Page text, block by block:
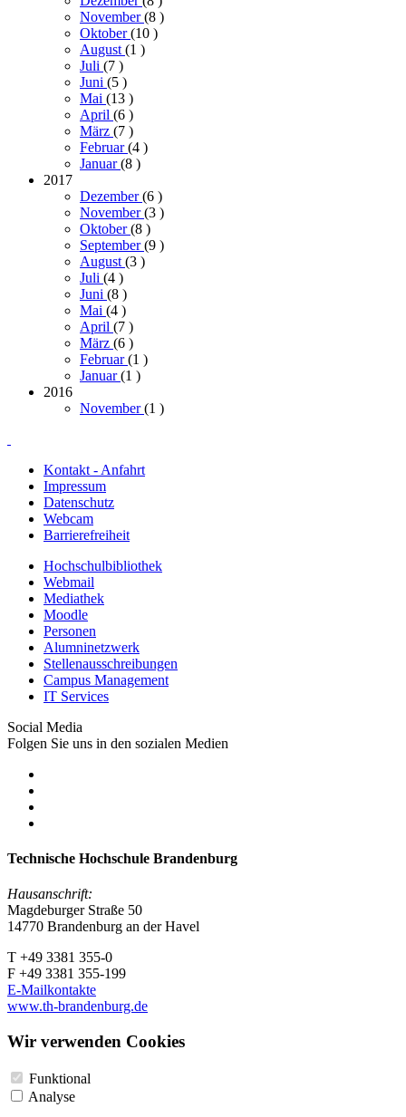
November(8 )
Oktober(10 )
August (1 )
Juli (7 )
Juni (5 )
Mai (13 )
April (6 )
März (7 )
Februar(4 )
Januar(8 )
2017
Dezember(6 )
November(3 )
Oktober(8 )
September(9 )
August (3 )
Juli (4 )
Juni (8 )
Mai (4 )
April (7 )
März (6 )
Februar(1 )
Januar(1 )
2016
November(1 )
Kontakt - Anfahrt
Impressum
Datenschutz
Webcam
Barrierefreiheit
Hochschulbibliothek
Webmail
Mediathek
Moodle
Personen
Alumninetzwerk
Stellenausschreibungen
Campus Management
IT Services
Social Media
Folgen Sie uns in den sozialen Medien
Technische Hochschule Brandenburg
Hausanschrift:
Magdeburger Straße 50
14770 Brandenburg an der Havel
T +49 3381 355-0
F +49 3381 355-199
E-Mailkontakte
www.th-brandenburg.de
Wir verwenden Cookies
Funktional
Analyse